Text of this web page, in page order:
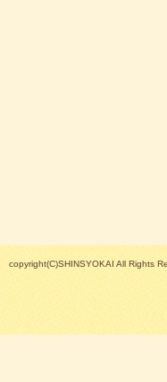
copyright(C)SHINSYOKAI All Rights